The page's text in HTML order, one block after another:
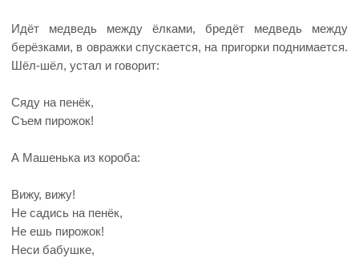
Идёт медведь между ёлками, бредёт медведь между
берёзками, в овражки спускается, на пригорки поднимается.
Шёл-шёл, устал и говорит:
Сяду на пенёк,
Съем пирожок!
А Машенька из короба:
Вижу, вижу!
Не садись на пенёк,
Не ешь пирожок!
Неси бабушке,